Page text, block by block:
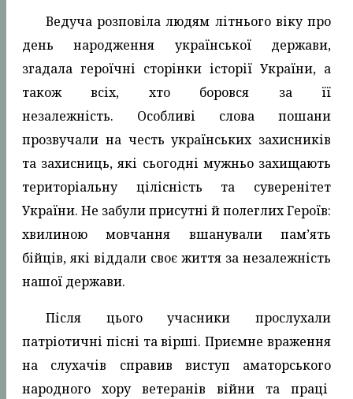
Ведуча розповіла людям літнього віку про
день народження української держави,
згадала героїчні сторінки історії України, а
також всіх, хто боровся за її
незалежність. Особливі слова пошани
прозвучали на честь українських захисників
та захисниць, які сьогодні мужньо захищають
територіальну цілісність та суверенітет
України. Не забули присутні й полеглих Героїв:
хвилиною мовчання вшанували пам’ять
бійців, які віддали своє життя за незалежність
нашої держави.
Після цього учасники прослухали
патріотичні пісні та вірші. Приємне враження
на слухачів справив виступ аматорського
народного хору ветеранів війни та праці